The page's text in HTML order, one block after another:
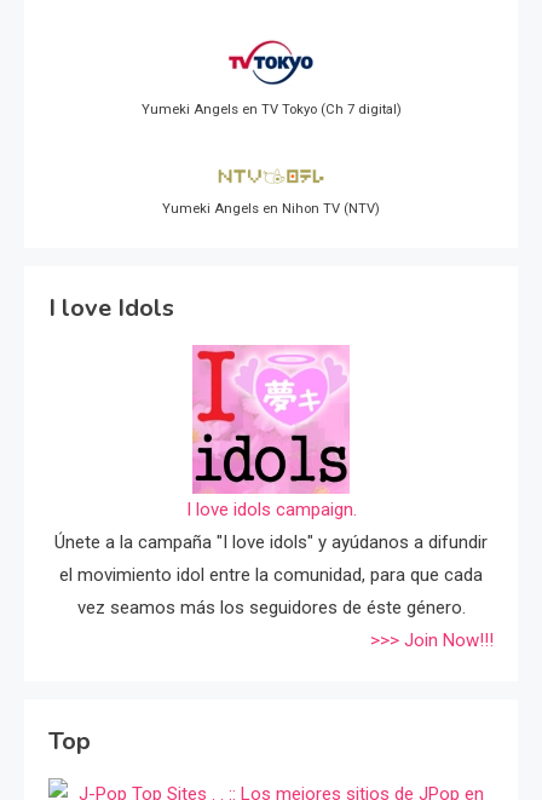
Yumeki Angels en TV Tokyo (Ch 7 digital)
Yumeki Angels en Nihon TV (NTV)
I love Idols
I love idols campaign.
Únete a la campaña "I love idols" y ayúdanos a difundir
el movimiento idol entre la comunidad, para que cada
vez seamos más los seguidores de éste género.
>>> Join Now!!!
Top